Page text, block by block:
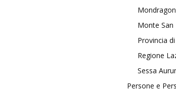
Monte San
Provincia
Regione
Sessa
Persone e